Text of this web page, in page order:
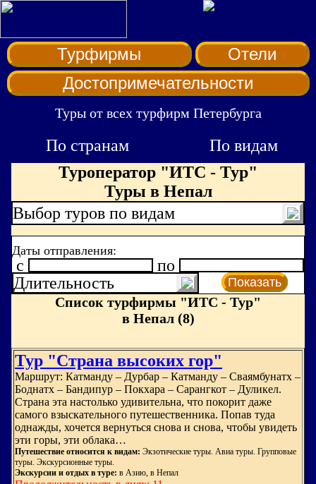
Турфирмы
Отели
Достопримечательности
Туры от всех турфирм Петербурга
По странам
По видам
Туроператор "ИТС - Тур"
Туры в Непал
Выбор туров по видам
Даты отправления:
c
по
Длительность
Показать
Список турфирмы "ИТС - Тур"
в Непал (8)
Тур "Страна высоких гор"
Маршрут: Катманду – Дурбар – Катманду – Сваямбунатх –
Боднатх – Бандипур – Покхара – Сарангкот – Дуликел.
Страна эта настолько удивительна, что покорит даже
самого взыскательного путешественника. Попав туда
однажды, хочется вернуться снова и снова, чтобы увидеть
эти горы, эти облака…
Путешествие относится к видам: Экзотические туры. Авиа туры. Групповые
туры. Экскурсионные туры.
Экскурсии и отдых в туре: в Азию, в Непал